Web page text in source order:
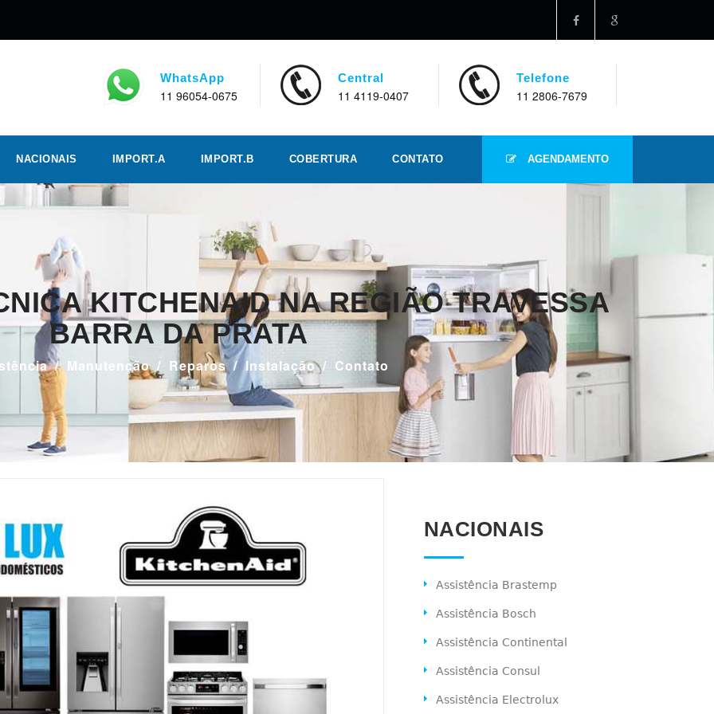
WhatsApp
11 96054-0675
Central
11 4119-0407
Telefone
11 2806-7679
NACIONAIS IMPORT.A IMPORT.B COBERTURA CONTATO AGENDAMENTO
KITCHENAID NA REGIÃO TRAVESSA
BARRA DA PRATA
Manutenção Reparos Instalação Contato
NACIONAIS
Assistência Brastemp
Assistência Bosch
Assistência Continental
Assistência Consul
Assistência Electrolux